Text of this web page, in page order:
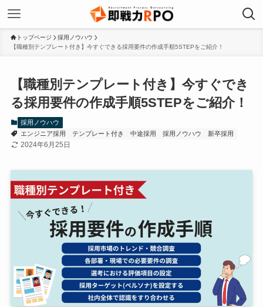
トップページ
採用ノウハウ
【職種別テンプレート付き】今すぐできる採用要件の作成手順5STEPをご紹介！
【職種別テンプレート付き】今すぐでき
る採用要件の作成手順5STEPをご紹介！
採用ノウハウ
エンジニア採用
テンプレート付き 中途採用 採用ノウハウ 新卒採用
2024年6月25日